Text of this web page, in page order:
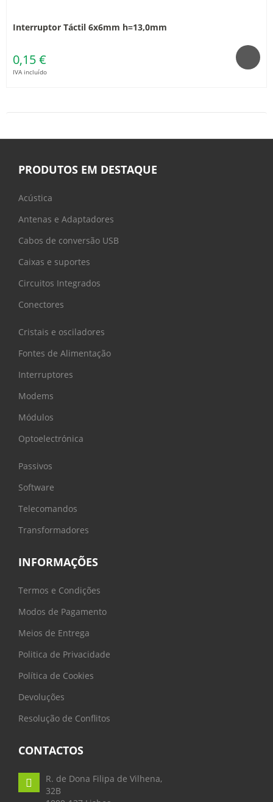
Interruptor Táctil 6x6mm h=13,0mm
0,15 €
IVA incluído
PRODUTOS EM DESTAQUE
Acústica
Antenas e Adaptadores
Cabos de conversão USB
Caixas e suportes
Circuitos Integrados
Conectores
Cristais e osciladores
Fontes de Alimentação
Interruptores
Modems
Módulos
Optoelectrónica
Passivos
Software
Telecomandos
Transformadores
INFORMAÇÕES
Termos e Condições
Modos de Pagamento
Meios de Entrega
Politica de Privacidade
Política de Cookies
Devoluções
Resolução de Conflitos
CONTACTOS
R. de Dona Filipa de Vilhena,
32B